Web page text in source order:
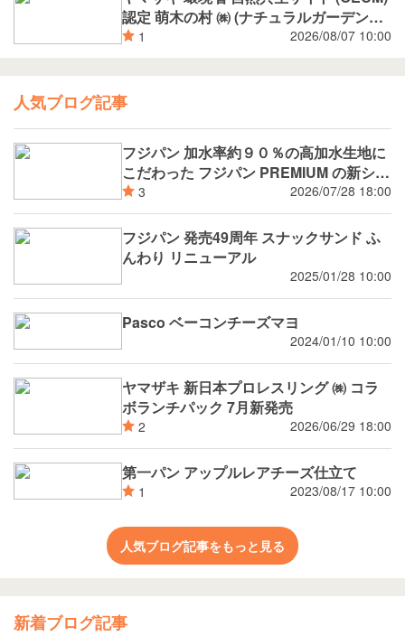
認定 萌木の村 ㈱ (ナチュラルガーデンズ
MOEGI) コラボ ランチパック シャインマ
スカットジャム と 白桃ジャム
1 2026/08/07 10:00
人気ブログ記事
フジパン 加水率約９０％の高加水生地に
こだわった フジパン PREMIUM の新シリ
ーズ 潤rich（うるおいりっち）うるおい
サンド ブルーベリー 8月新発売
3 2026/07/28 18:00
フジパン 発売49周年 スナックサンド ふ
んわり リニューアル
2025/01/28 10:00
Pasco ベーコンチーズマヨ
2024/01/10 10:00
ヤマザキ 新日本プロレスリング ㈱ コラ
ボランチパック 7月新発売
2 2026/06/29 18:00
第一パン アップルレアチーズ仕立て
1 2023/08/17 10:00
人気ブログ記事をもっと見る
新着ブログ記事